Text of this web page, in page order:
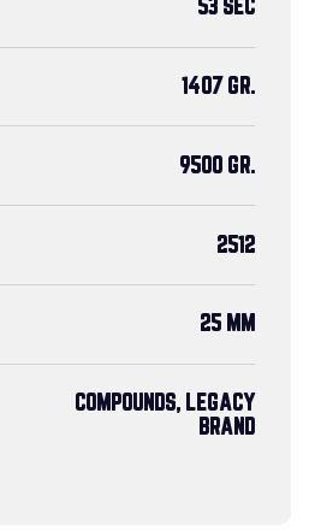
53 SEC
1407 GR.
9500 GR.
2512
25 MM
COMPOUNDS, LEGACY
BRAND